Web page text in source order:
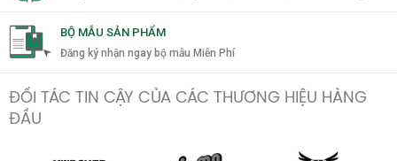
Đăng ký nhận ngay bộ mẫu Miễn Phí
BỘ MẪU SẢN PHẨM
ĐỐI TÁC TIN CẬY CỦA CÁC THƯƠNG HIỆU HÀNG
ĐẦU